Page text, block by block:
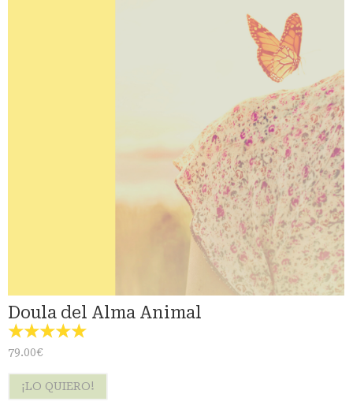
Doula del Alma Animal
☆☆☆☆☆
79.00€
¡LO QUIERO!